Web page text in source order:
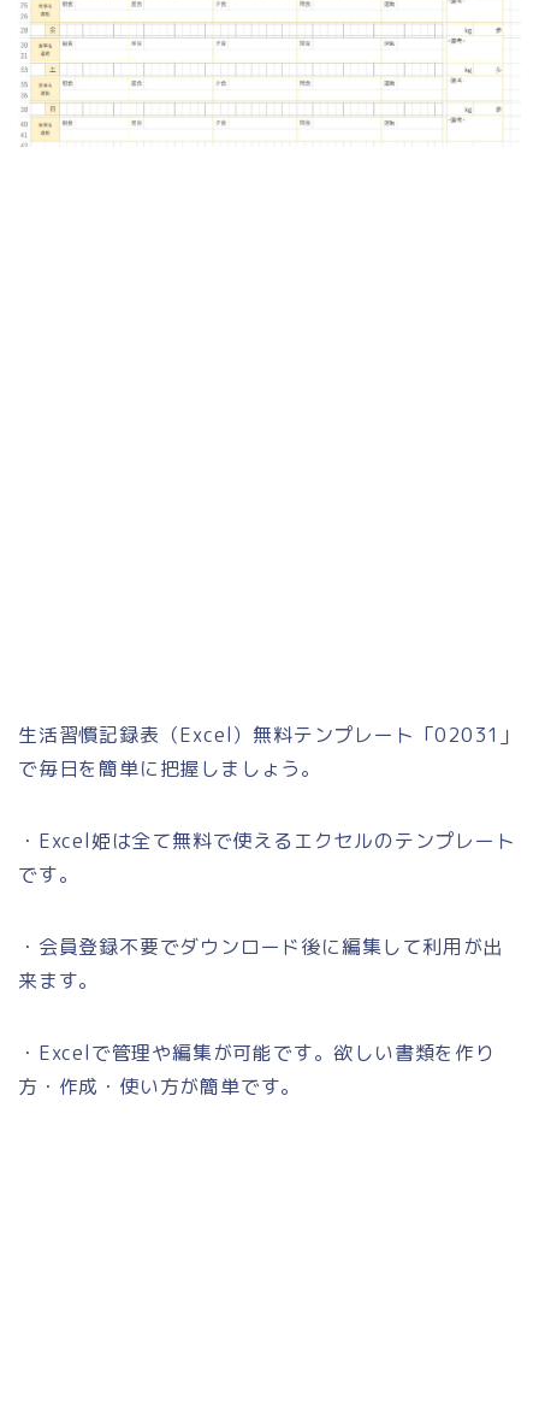
生活習慣記録表（Excel）無料テンプレート「02031」
で毎日を簡単に把握しましょう。
・Excel姫は全て無料で使えるエクセルのテンプレート
です。
・会員登録不要でダウンロード後に編集して利用が出
来ます。
・Excelで管理や編集が可能です。欲しい書類を作り
方・作成・使い方が簡単です。